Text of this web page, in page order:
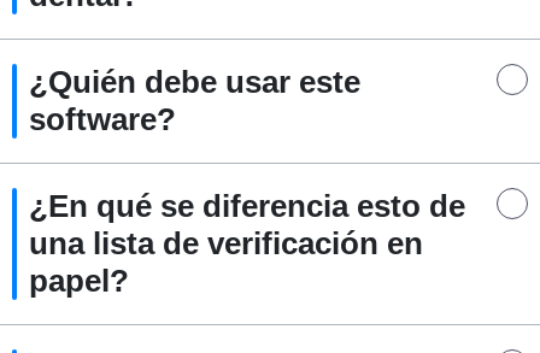
¿Quién debe usar este
software?
¿En qué se diferencia esto de
una lista de verificación en
papel?